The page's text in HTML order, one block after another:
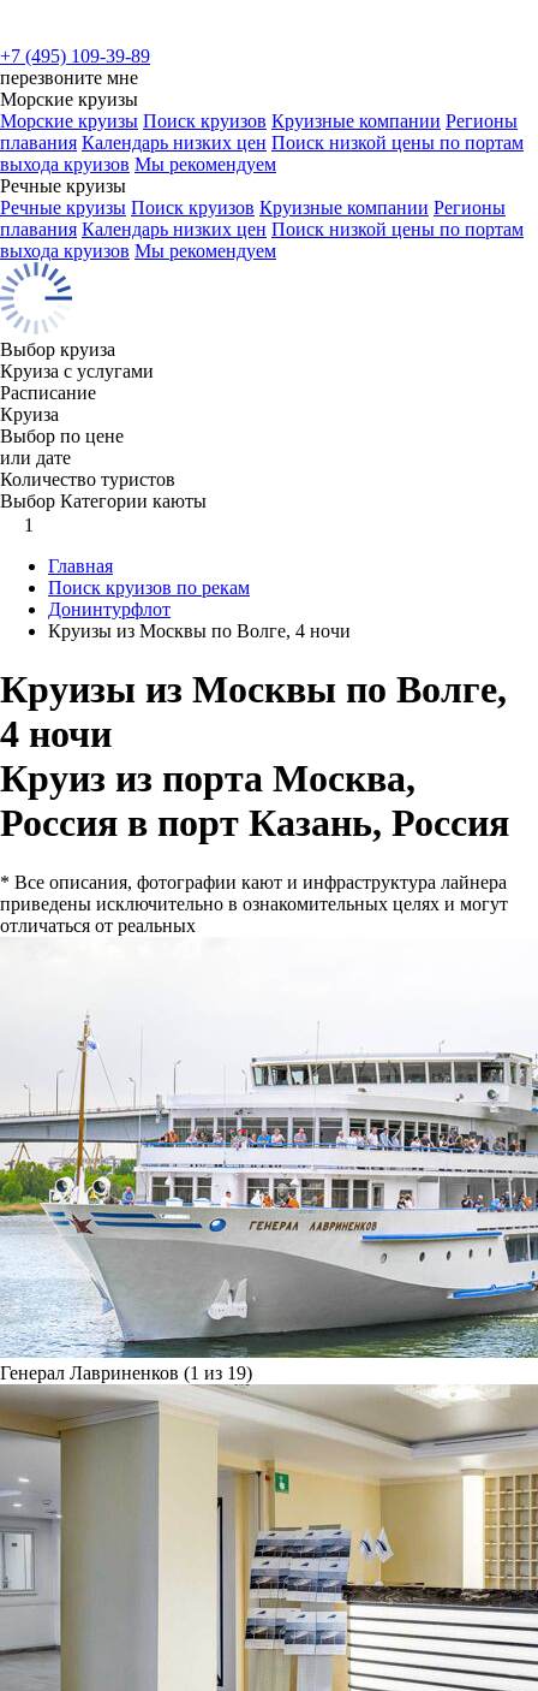
+7 (495) 109-39-89
перезвоните мне
Морские круизы
Морские круизы Поиск круизов Круизные компании Регионы
плавания Календарь низких цен Поиск низкой цены по портам
выхода круизов Мы рекомендуем
Речные круизы
Речные круизы Поиск круизов Круизные компании Регионы
плавания Календарь низких цен Поиск низкой цены по портам
выхода круизов Мы рекомендуем
Выбор круиза
Круиза с услугами
Расписание
Круиза
Выбор по цене
или дате
Количество туристов
Выбор Категории каюты
1
Главная
Поиск круизов по рекам
Донинтурфлот
Круизы из Москвы по Волге, 4 ночи
Круизы из Москвы по Волге,
4 ночи
Круиз из порта Москва,
Россия в порт Казань, Россия
* Все описания, фотографии кают и инфраструктура лайнера
приведены исключительно в ознакомительных целях и могут
отличаться от реальных
Генерал Лавриненков (1 из 19)